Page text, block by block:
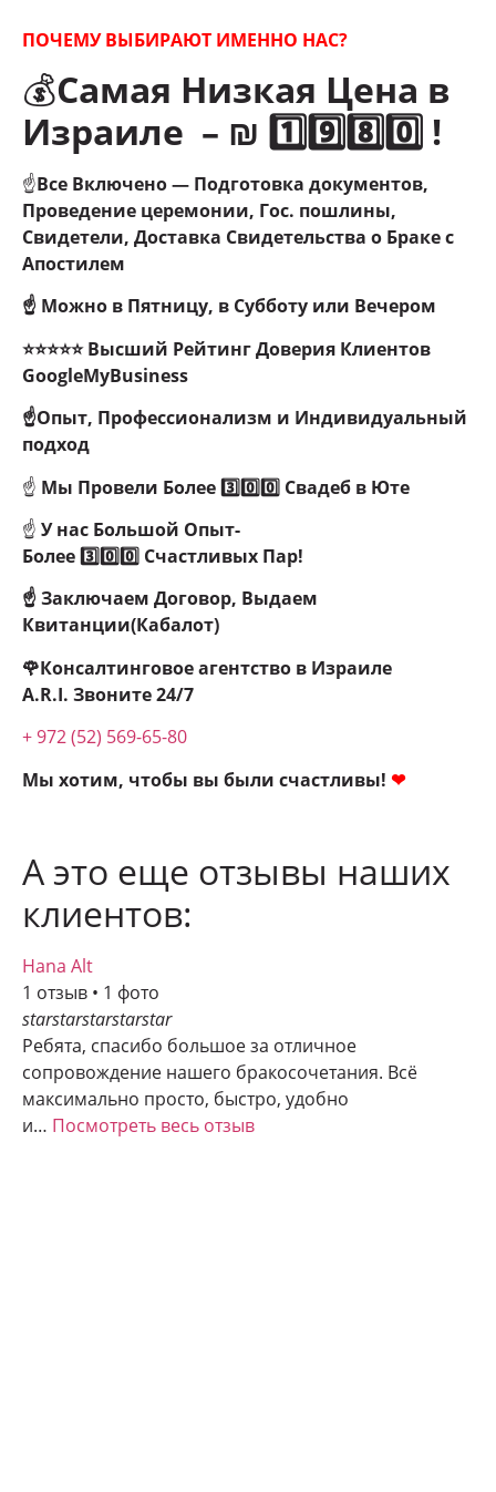
ПОЧЕМУ ВЫБИРАЮТ ИМЕННО НАС?
💰Самая Низкая Цена в
Израиле – ₪ 1️⃣9️⃣8️⃣0️⃣ !
☝Все Включено — Подготовка документов,
Проведение церемонии, Гос. пошлины,
Свидетели, Доставка Свидетельства о Браке с
Апостилем
☝ Можно в Пятницу, в Субботу или Вечером
⭐⭐⭐⭐⭐ Высший Рейтинг Доверия Клиентов
GoogleMyBusiness
☝Опыт, Профессионализм и Индивидуальный
подход
☝ Мы Провели Более 3️⃣0️⃣0️⃣ Свадеб в Юте
☝ У нас Большой Опыт-
Более3️⃣0️⃣0️⃣ Счастливых Пар!
☝ Заключаем Договор, Выдаем
Квитанции(Кабалот)
🌹Консалтинговое агентство в Израиле
A.R.I. Звоните 24/7
+ 972 (52) 569-65-80
Мы хотим, чтобы вы были счастливы! ❤
А это еще отзывы наших
клиентов:
Hana Alt
1 отзыв • 1 фото
starstarstarstarstar
Ребята, спасибо большое за отличное
сопровождение нашего бракосочетания. Всё
максимально просто, быстро, удобно
и… Посмотреть весь отзыв